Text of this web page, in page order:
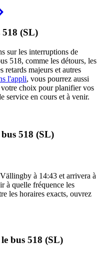
518 (SL)
sur les interruptions de
518, comme les détours, les
retards majeurs et autres
l'appli, vous pourrez aussi
choix pour planifier vos
service en cours et à venir.
518 (SL)
à 14:43 et arrivera à
à quelle fréquence les
les horaires exacts, ouvrez
bus 518 (SL)